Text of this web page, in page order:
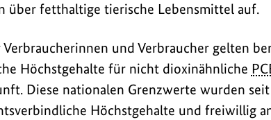
über fetthaltige tierische Lebensmittel auf.
und Verbraucher gelten
Höchstgehalte für nicht dioxinähnliche
Diese nationalen Grenzwerte wurden
Höchstgehalte und freiwillig